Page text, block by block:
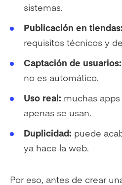
sistemas.
Publicación en tiendas:
requisitos técnicos y
Captación de usuarios:
no es automático.
Uso real: muchas
apenas se usan.
Duplicidad: puede
ya hace la web.
Por eso, antes de crear